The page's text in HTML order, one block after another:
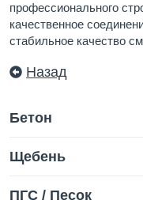
Бетон
Щебень
ПГС / Песок
профессионального
качественное
стабильное качество
Назад